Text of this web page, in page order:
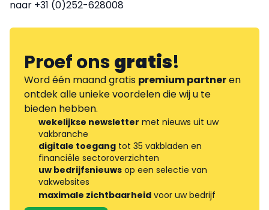
naar +31 (0)252-628008
Proef onsgratis!
Word één maand gratis premium partneren
ontdek alle unieke voordelen die wij u te
bieden hebben.
wekelijkse newsletter met nieuws uit uw
vakbranche
digitale toegang tot 35 vakbladen en
financiële sectoroverzichten
uw bedrijfsnieuws op een selectie van
vakwebsites
maximale zichtbaarheid voor uw bedrijf